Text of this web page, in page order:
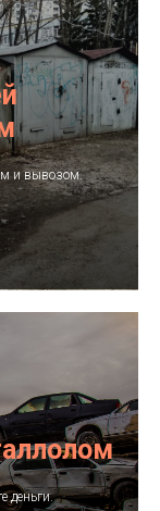
и вывозом.
деньги.